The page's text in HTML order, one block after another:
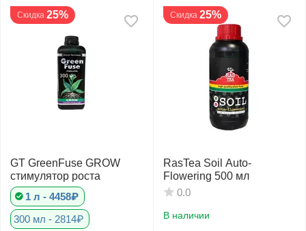
Скидка 25%
GT GreenFuse GROW
стимулятор роста
1 л - 4458₽
300 мл - 2814₽
Скидка 25%
RasTea Soil Auto-
Flowering 500 мл
0.0
В наличии